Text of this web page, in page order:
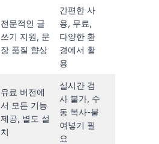
전문적인 글
쓰기 지원, 문
장 품질 향상
간편한 사
용, 무료,
다양한 환
경에서 활
용
유료 버전에
서 모든 기능
제공, 별도 설
치
실시간 검
사 불가, 수
동 복사-붙
여넣기 필
요